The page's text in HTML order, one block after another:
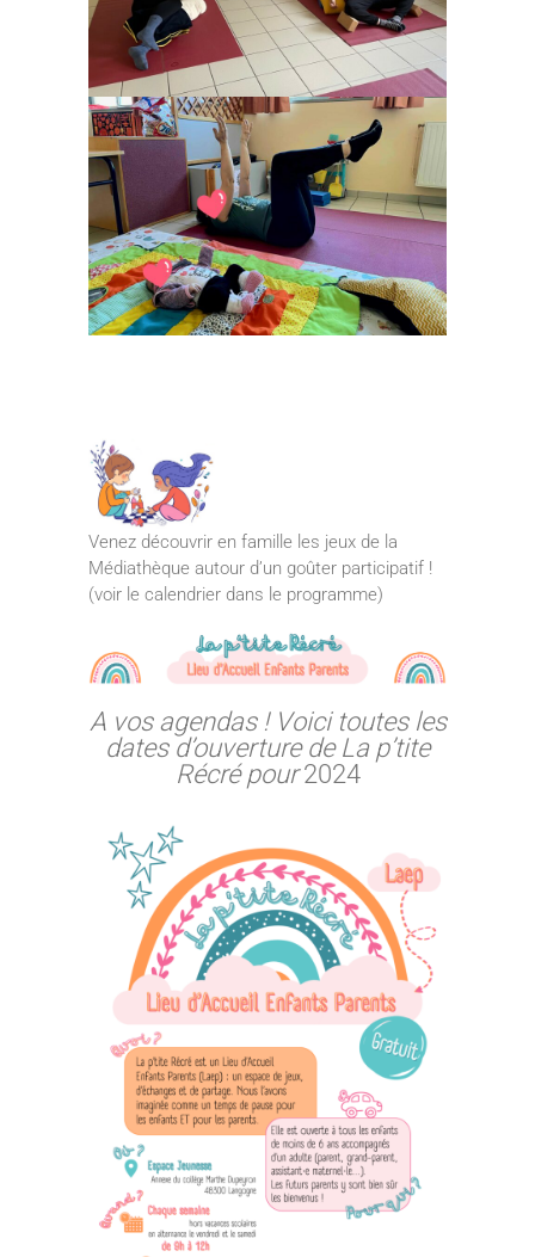
Venez découvrir en famille les jeux de la
Médiathèque autour d’un goûter participatif !
(voir le calendrier dans le programme)
A vos agendas ! Voici toutes les
dates d’ouverture de La p’tite
Récré pour2024